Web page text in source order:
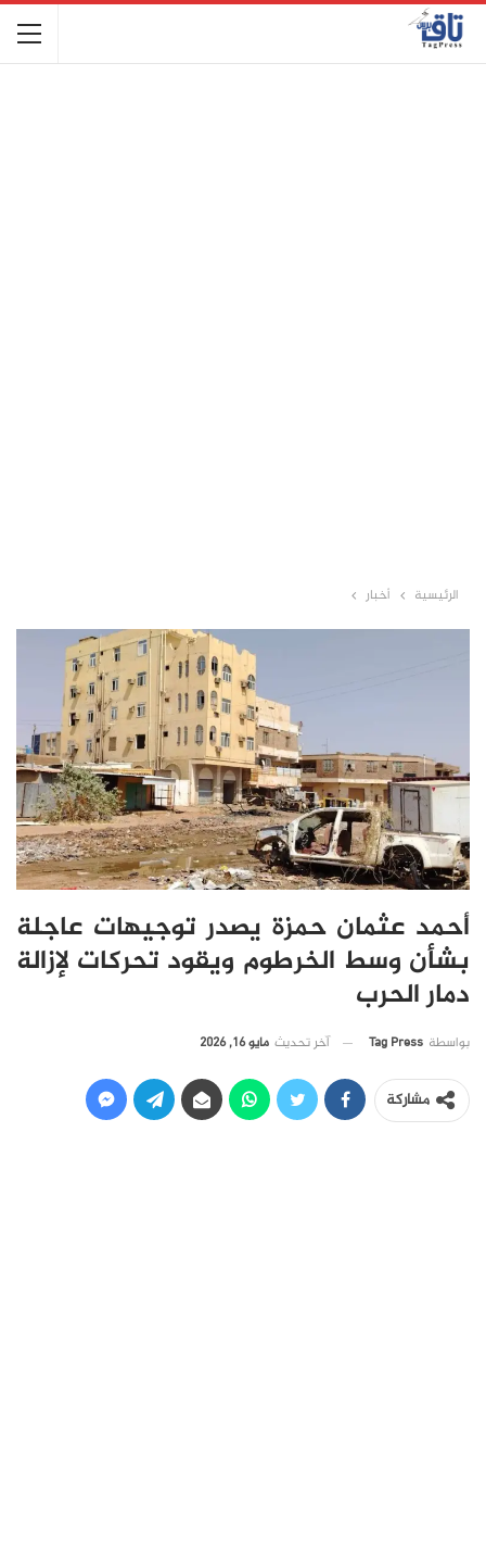
الرئيسية أخبار
أحمد عثمان حمزة يصدر توجيهات عاجلة
بشأن وسط الخرطوم ويقود تحركات لإزالة
دمار الحرب
بواسطة Tag Press آخر تحديث مايو 16, 2026
مشاركة